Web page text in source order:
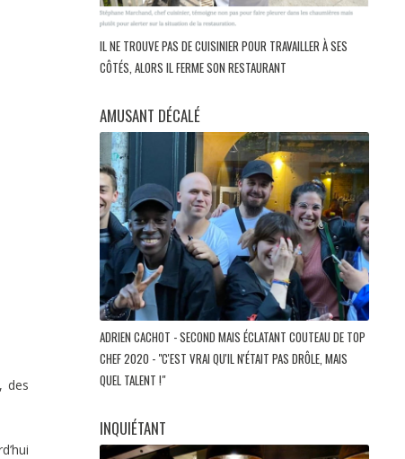
des
IL NE TROUVE PAS DE CUISINIER POUR TRAVAILLER À SES
CÔTÉS, ALORS IL FERME SON RESTAURANT
AMUSANT DÉCALÉ
ADRIEN CACHOT - SECOND MAIS ÉCLATANT COUTEAU DE TOP
CHEF 2020 - "C'EST VRAI QU'IL N'ÉTAIT PAS DRÔLE, MAIS
QUEL TALENT !"
INQUIÉTANT